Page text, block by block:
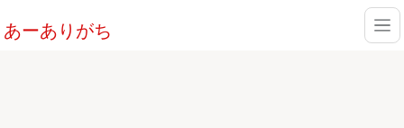
あーありがち